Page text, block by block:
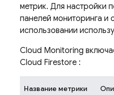
метрик. Для настройки
панелей мониторинга и
использовании
Cloud Monitoring
Cloud Firestore :
Название метрики